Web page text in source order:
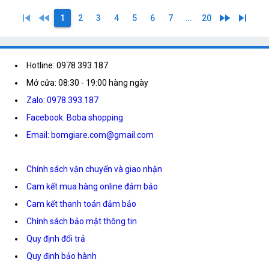
skip_previous fast_rewind 1 2 3 4 5 6 7 … 20 fast_forward skip_next
Hotline: 0978 393 187
Mở cửa: 08:30 - 19:00 hàng ngày
Zalo: 0978.393.187
Facebook: Boba shopping
Email: bomgiare.com@gmail.com
Chính sách vận chuyển và giao nhận
Cam kết mua hàng online đảm bảo
Cam kết thanh toán đảm bảo
Chính sách bảo mật thông tin
Quy định đổi trả
Quy định bảo hành